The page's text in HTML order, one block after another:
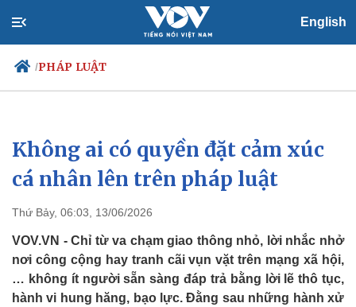
English
/PHÁP LUẬT
Chính trị
Đảng
Tổ chức nhân sự
Nhận diện sự thật
Xã hội
Tin 24h
Dự báo thời tiết
Việc làm
Biển đảo
Không ai có quyền đặt cảm xúc
cá nhân lên trên pháp luật
Thứ Bảy, 06:03, 13/06/2026
VOV.VN - Chỉ từ va chạm giao thông nhỏ, lời nhắc nhở
nơi công cộng hay tranh cãi vụn vặt trên mạng xã hội,
… không ít người sẵn sàng đáp trả bằng lời lẽ thô tục,
hành vi hung hăng, bạo lực. Đằng sau những hành xử